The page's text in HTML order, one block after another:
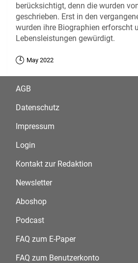
berücksichtigt, denn die wurden
geschrieben. Erst in den
wurden ihre Biographien erforscht
Lebensleistungen gewürdigt.
May 2022
AGB
Datenschutz
Impressum
Login
Kontakt zur Redaktion
Newsletter
Aboshop
Podcast
FAQ zum E-Paper
FAQ zum Benutzerkonto